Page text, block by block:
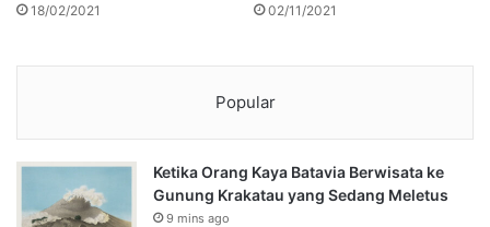
18/02/2021 02/11/2021
Popular
Ketika Orang Kaya Batavia Berwisata ke
Gunung Krakatau yang Sedang Meletus
9 mins ago